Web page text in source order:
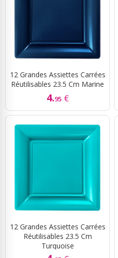
12 Grandes Assiettes Carrées
Réutilisables 23.5 Cm Marine
4.95 €
12 Grandes Assiettes Carrées
Réutilisables 23.5 Cm
Turquoise